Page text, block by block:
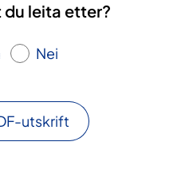
du leita etter?
Nei
utskrift